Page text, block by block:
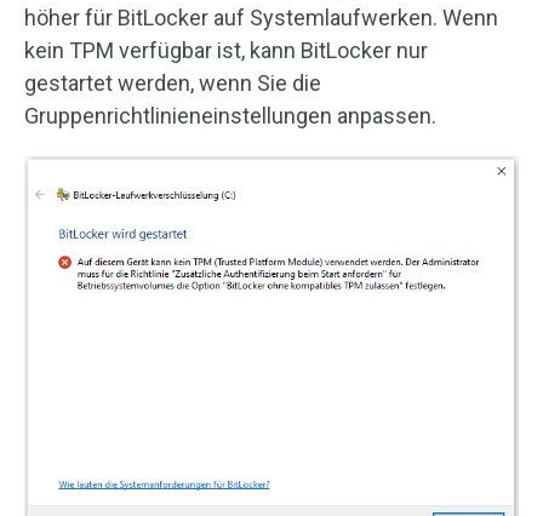
höher für BitLocker auf Systemlaufwerken. Wenn
kein TPM verfügbar ist, kann BitLocker nur
gestartet werden, wenn Sie die
Gruppenrichtlinieneinstellungen anpassen.